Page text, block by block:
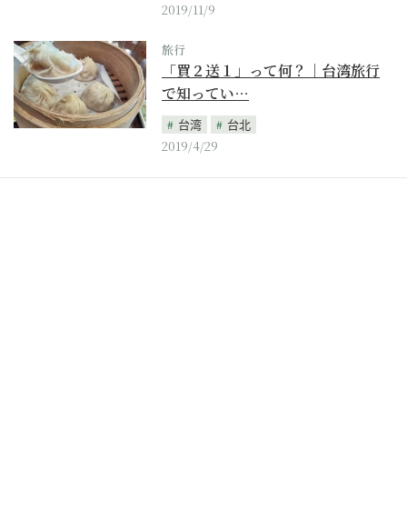
2019/11/9
旅行
「買２送１」って何？｜台湾旅行
で知ってい…
台湾
台北
2019/4/29